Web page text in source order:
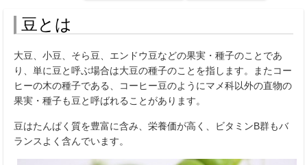
豆とは
大豆、小豆、そら豆、エンドウ豆などの果実・種子のことであ
り、単に豆と呼ぶ場合は大豆の種子のことを指します。またコー
ヒーの木の種子である、コーヒー豆のようにマメ科以外の直物の
果実・種子も豆と呼ばれることがあります。
豆はたんぱく質を豊富に含み、栄養価が高く、ビタミンB群もバ
ランスよく含んでいます。